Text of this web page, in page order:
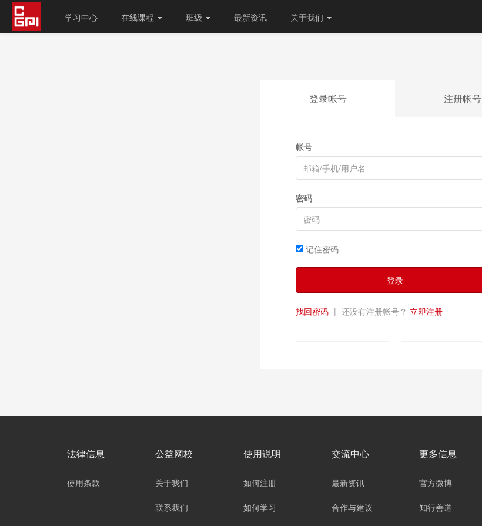
学习中心 在线课程 班级 最新资讯 关于我们
登录帐号 注册帐号
帐号
密码
记住密码
登录
找回密码 | 还没有注册帐号？ 立即注册
法律信息
使用条款
公益网校
关于我们
联系我们
使用说明
如何注册
如何学习
交流中心
最新资讯
合作与建议
更多信息
官方微博
知行善道